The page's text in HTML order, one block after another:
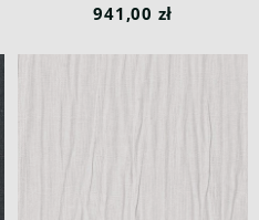
941,00 zł